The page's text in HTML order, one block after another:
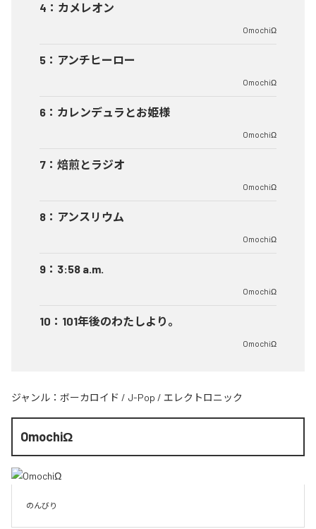
4 ： カメレオン
OmochiΩ
5 ： アンチヒーロー
OmochiΩ
6 ： カレンデュラとお姫様
OmochiΩ
7 ： 焙煎とラジオ
OmochiΩ
8 ： アンスリウム
OmochiΩ
9 ： 3:58 a.m.
OmochiΩ
10 ： 101年後のわたしより。
OmochiΩ
ジャンル： ボーカロイド / J-Pop / エレクトロニック
OmochiΩ
のんびり